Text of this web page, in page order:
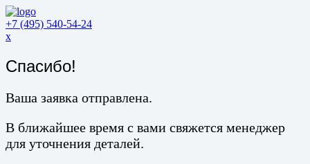
+7 (495) 540-54-24
x
Спасибо!
Ваша заявка отправлена.
В ближайшее время с вами свяжется менеджер
для уточнения деталей.